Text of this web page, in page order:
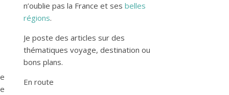
n’oublie pas la France et ses belles
régions.
Je poste des articles sur des
thématiques voyage, destination ou
bons plans.
En route